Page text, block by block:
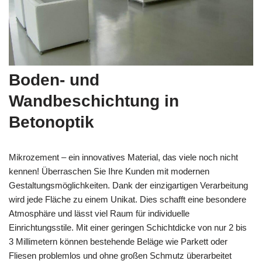
Boden- und
Wandbeschichtung in
Betonoptik
Mikrozement – ein innovatives Material, das viele noch nicht
kennen! Überraschen Sie Ihre Kunden mit modernen
Gestaltungsmöglichkeiten. Dank der einzigartigen Verarbeitung
wird jede Fläche zu einem Unikat. Dies schafft eine besondere
Atmosphäre und lässt viel Raum für individuelle
Einrichtungsstile. Mit einer geringen Schichtdicke von nur 2 bis
3 Millimetern können bestehende Beläge wie Parkett oder
Fliesen problemlos und ohne großen Schmutz überarbeitet